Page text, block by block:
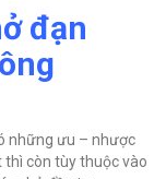
đạn
những ưu – nhược
thì còn tùy thuộc vào